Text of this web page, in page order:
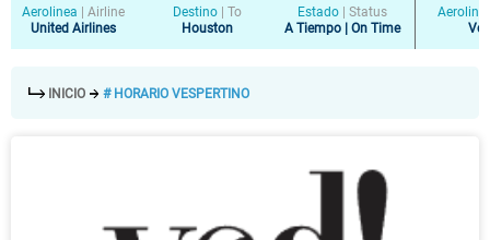
Aerolinea
Airline
United Airlines
Destino
To
Houston
Estado
Status
A Tiempo | On Time
INICIO # HORARIO VESPERTINO